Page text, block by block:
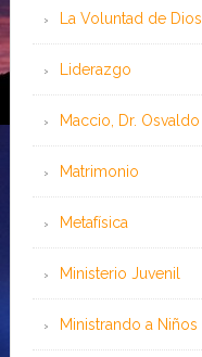
La Voluntad de Dios
Liderazgo
Maccio, Dr. Osvaldo
Matrimonio
Metafísica
Ministerio Juvenil
Ministrando a Niños